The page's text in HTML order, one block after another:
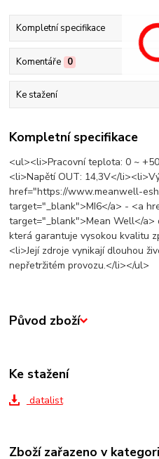
Kompletní specifikace
Komentáře 0
Ke stažení
Kompletní specifikace
<ul><li>Pracovní teplota: 0 ~
<li>Napětí OUT: 14,3V</
href="https://www.meanwell-
target="_blank">MI6</a> - <a
target="_blank">Mean Well</a>
která garantuje vysokou kvalitu
<li>Její zdroje vynikají dlouhou
nepřetržitém provozu.</li></ul>
Původ zboží
Ke stažení
datalist
Zboží zařazeno v